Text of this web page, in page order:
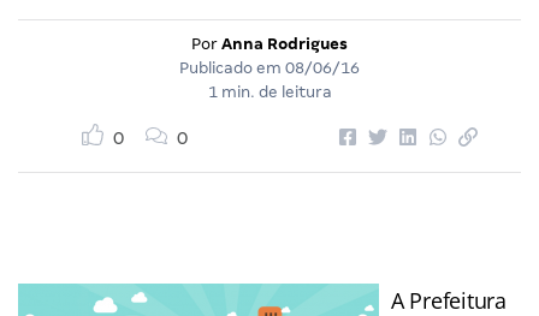
Por Anna Rodrigues
Publicado em 08/06/16
1 min. de leitura
0 0
A Prefeitura